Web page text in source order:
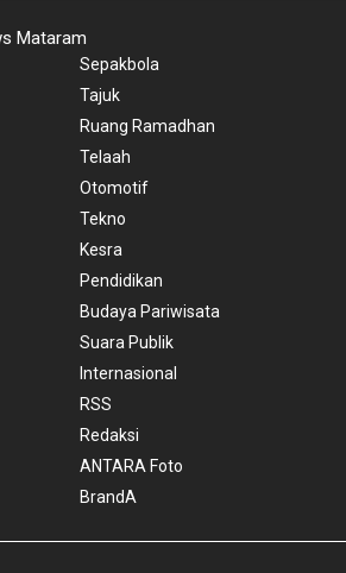
Mataram
Sepakbola
Tajuk
Ruang Ramadhan
Telaah
Otomotif
Tekno
Kesra
Pendidikan
Budaya Pariwisata
Suara Publik
Internasional
RSS
Redaksi
ANTARA Foto
BrandA